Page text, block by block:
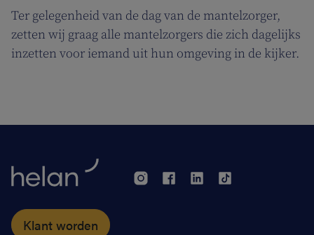
Ter gelegenheid van de dag van de mantelzorger,
zetten wij graag alle mantelzorgers die zich dagelijks
inzetten voor iemand uit hun omgeving in de kijker.
Klant worden